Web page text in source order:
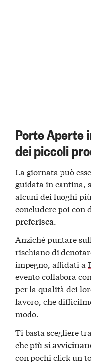
Porte Aperte
dei piccoli
La giornata può
guidata in cantina,
alcuni dei luoghi
concludere poi con
preferisca.
Anziché puntare
rischiano di
impegno, affidati a
evento collabora con
per la qualità dei
lavoro, che
modo.
Ti basta scegliere
che piùsi
con pochi click un